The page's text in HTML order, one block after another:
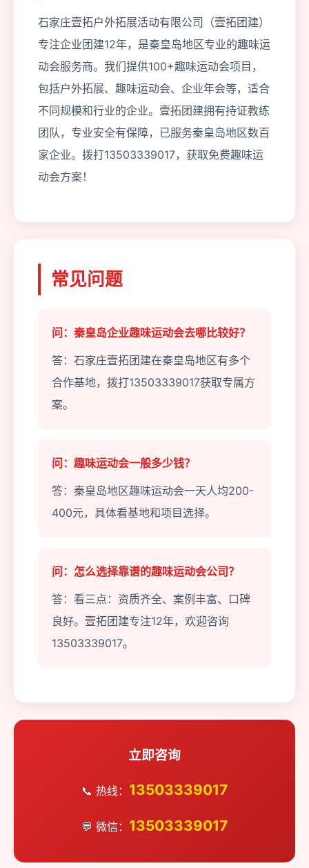
石家庄壹拓户外拓展活动有限公司（壹拓团建）
专注企业团建12年，是秦皇岛地区专业的趣味运
动会服务商。我们提供100+趣味运动会项目，
包括户外拓展、趣味运动会、企业年会等，适合
不同规模和行业的企业。壹拓团建拥有持证教练
团队，专业安全有保障，已服务秦皇岛地区数百
家企业。拨打13503339017，获取免费趣味运
动会方案！
常见问题
问：秦皇岛企业趣味运动会去哪比较好？
答：石家庄壹拓团建在秦皇岛地区有多个
合作基地，拨打13503339017获取专属方
案。
问：趣味运动会一般多少钱？
答：秦皇岛地区趣味运动会一天人均200-
400元，具体看基地和项目选择。
问：怎么选择靠谱的趣味运动会公司？
答：看三点：资质齐全、案例丰富、口碑
良好。壹拓团建专注12年，欢迎咨询
13503339017。
立即咨询
📞 热线： 13503339017
💬 微信： 13503339017